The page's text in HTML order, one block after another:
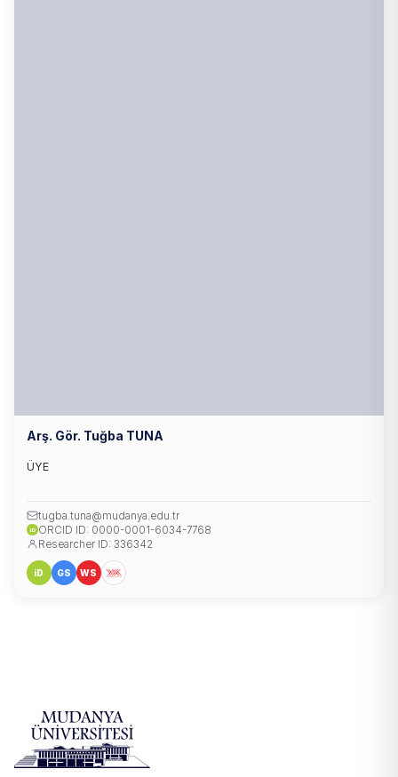
Arş. Gör. Tuğba TUNA
ÜYE
tugba.tuna@mudanya.edu.tr
iD ORCID ID: 0000-0001-6034-7768
Researcher ID: 336342
iD GS WS